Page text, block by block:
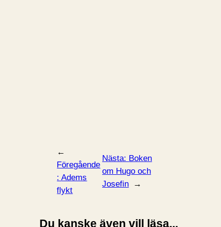
←
Föregående
:Adems
flykt
Nästa: Boken
om Hugo och
Josefin
→
Du kanske även vill läsa...